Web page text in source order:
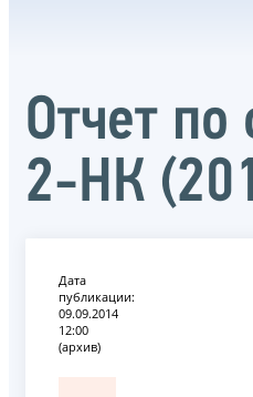
Отчет
2-НК
Дата
публикации:
09.09.2014
12:00
(архив)